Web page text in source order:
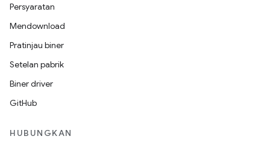
Persyaratan
Mendownload
Pratinjau biner
Setelan pabrik
Biner driver
GitHub
HUBUNGKAN